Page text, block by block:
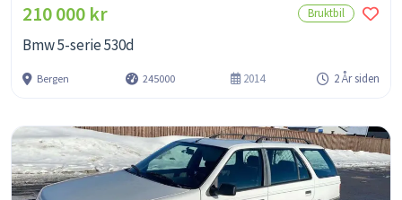
210 000 kr Bruktbil
Bmw 5-serie 530d
Bergen 245000 2014 2 År siden